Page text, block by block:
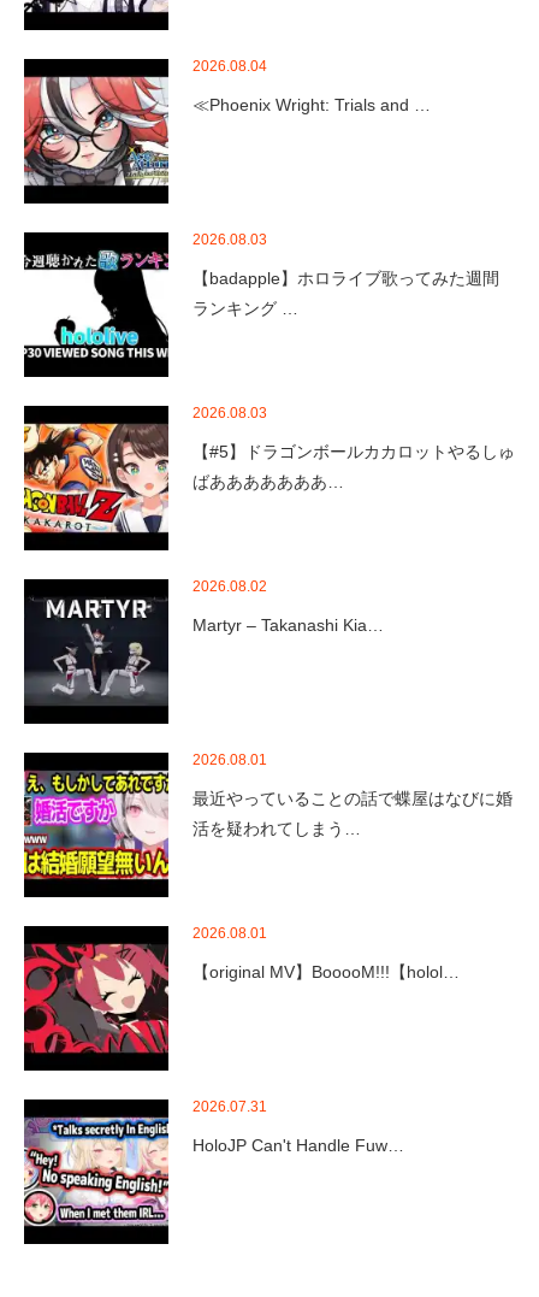
2026.08.04
≪Phoenix Wright: Trials and …
2026.08.03
【badapple】ホロライブ歌ってみた週間
ランキング …
2026.08.03
【#5】ドラゴンボールカカロットやるしゅ
ばあああああああ…
2026.08.02
Martyr – Takanashi Kia…
2026.08.01
最近やっていることの話で蝶屋はなびに婚
活を疑われてしまう…
2026.08.01
【original MV】BooooM!!!【holol…
2026.07.31
HoloJP Can't Handle Fuw…